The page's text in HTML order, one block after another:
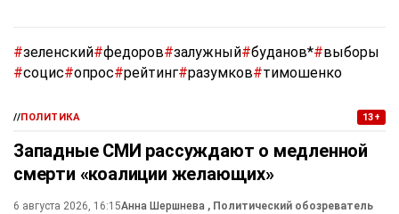
#зеленский#федоров#залужный#буданов*#выборы
#социс#опрос#рейтинг#разумков#тимошенко
//ПОЛИТИКА 13+
Западные СМИ рассуждают о медленной
смерти «коалиции желающих»
6 августа 2026, 16:15Анна Шершнева , Политический обозреватель